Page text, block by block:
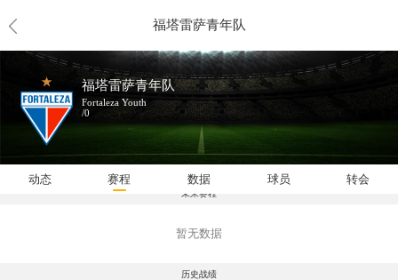
福塔雷萨青年队
福塔雷萨青年队
Fortaleza Youth
/0
动态 赛程 数据 球员 转会
未来赛程
暂无数据
历史战绩